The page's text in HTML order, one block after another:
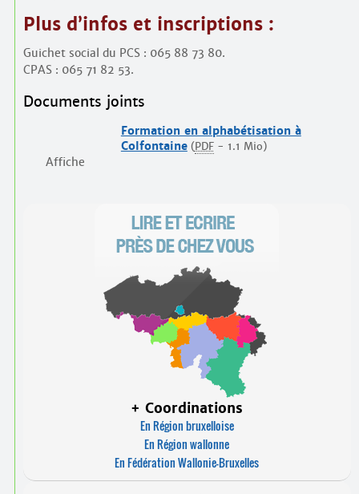
Plus d’infos et inscriptions :
Guichet social du PCS : 065 88 73 80.
CPAS : 065 71 82 53.
Documents joints
Formation en alphabétisation à
Colfontaine ( PDF- 1.1 Mio)
Affiche
+ Coordinations
En Région bruxelloise
En Région wallonne
En Fédération Wallonie-Bruxelles